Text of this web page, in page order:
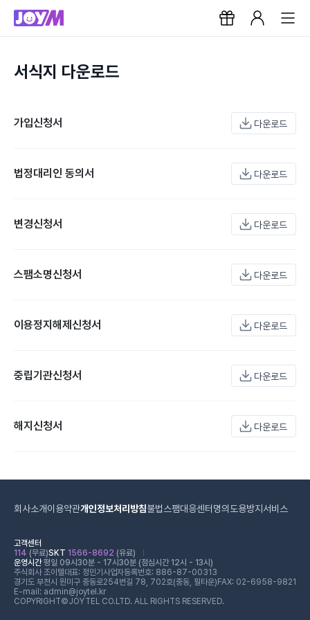
서식지 다운로드
가입신청서 다운로드
법정대리인 동의서 다운로드
변경신청서 다운로드
스팸소명신청서 다운로드
이용정지해제신청서 다운로드
중립기관신청서 다운로드
해지신청서 다운로드
회사소개이용약관개인정보처리방침불법스팸대응센터 명의도용방지서비스
고객센터
114 (무료)SKT 1566-8692 (유료)
운영시간평일 09시30분 - 17시30분 (점심시간 12시 - 13시)
주식회사 조이텔대표: 정민기 사업자등록번호: 886-87-00313
경기도 부천시 원미구 중동로254번길 78, 702호(중동, 필타운) FAX: 02-6958-9821
E-mail: admin@joytel.kr
COPYRIGHT©JOYTEL CO.LTD. ALL RIGHTS RESERVED.